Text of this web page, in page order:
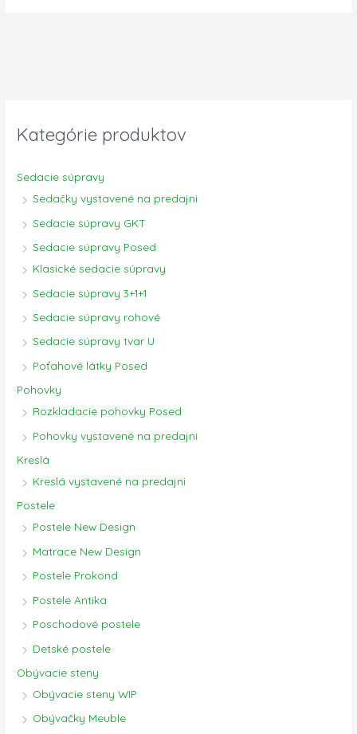
Kategórie produktov
Sedacie súpravy
Sedačky vystavené na predajni
Sedacie súpravy GKT
Sedacie súpravy Posed
Klasické sedacie súpravy
Sedacie súpravy 3+1+1
Sedacie súpravy rohové
Sedacie súpravy tvar U
Poťahové látky Posed
Pohovky
Rozkladacie pohovky Posed
Pohovky vystavené na predajni
Kreslá
Kreslá vystavené na predajni
Postele
Postele New Design
Matrace New Design
Postele Prokond
Postele Antika
Poschodové postele
Detské postele
Obývacie steny
Obývacie steny WIP
Obývačky Meuble